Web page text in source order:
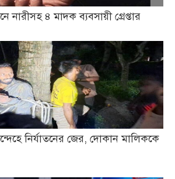
৪ মাদক ব্যবসায়ী গ্রেপ্তার
নির্যাতনের জের, দোকান মালিককে